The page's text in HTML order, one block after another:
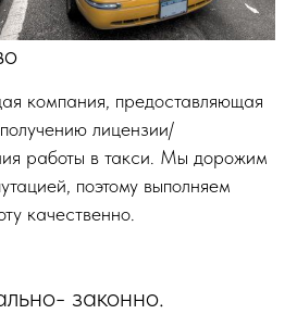
компания, предоставляющая
лицензии/
работы в такси. Мы дорожим
поэтому выполняем
качественно.
законно.